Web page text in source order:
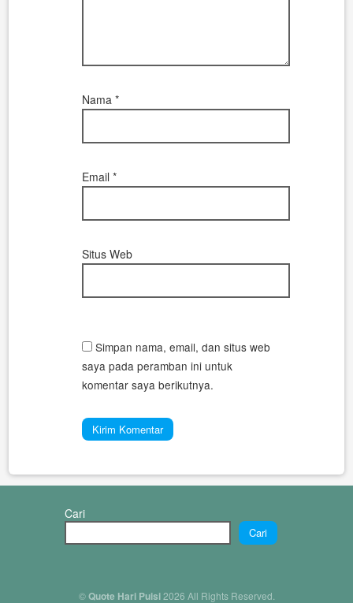
Nama*
Email*
Situs Web
Simpan nama, email, dan situs web
saya pada peramban ini untuk
komentar saya berikutnya.
Cari
Cari
©Quote Hari Puisi2026 All Rights Reserved.